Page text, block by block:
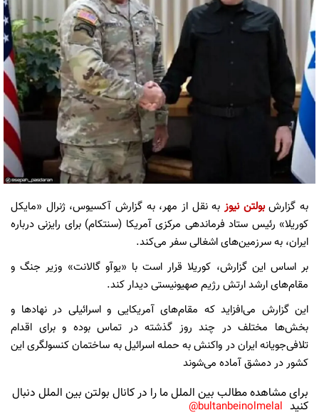
به گزارشبولتن نیوز به نقل از مهر، به گزارش آکسیوس، ژنرال «مایکل
کوریلا» رئیس ستاد فرماندهی مرکزی آمریکا (سنتکام) برای رایزنی درباره
ایران، به سرزمین‌های اشغالی سفر می‌کند.
بر اساس این گزارش، کوریلا قرار است با «یوآو گالانت» وزیر جنگ و
مقام‌های ارشد ارتش رژیم صهیونیستی دیدار کند.
این گزارش می‌افزاید که مقام‌های آمریکایی و اسرائیلی در نهادها و
بخش‌ها مختلف در چند روز گذشته در تماس بوده و برای اقدام
تلافی‌جویانه ایران در واکنش به حمله اسرائیل به ساختمان کنسولگری این
کشور در دمشق آماده می‌شوند
برای مشاهده مطالب بین الملل ما را در کانال بولتن بین الملل دنبال
کنید bultanbeinolmelal@